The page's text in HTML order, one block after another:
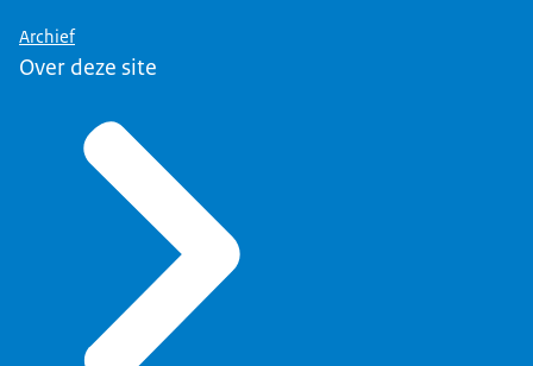
Archief
Over deze site